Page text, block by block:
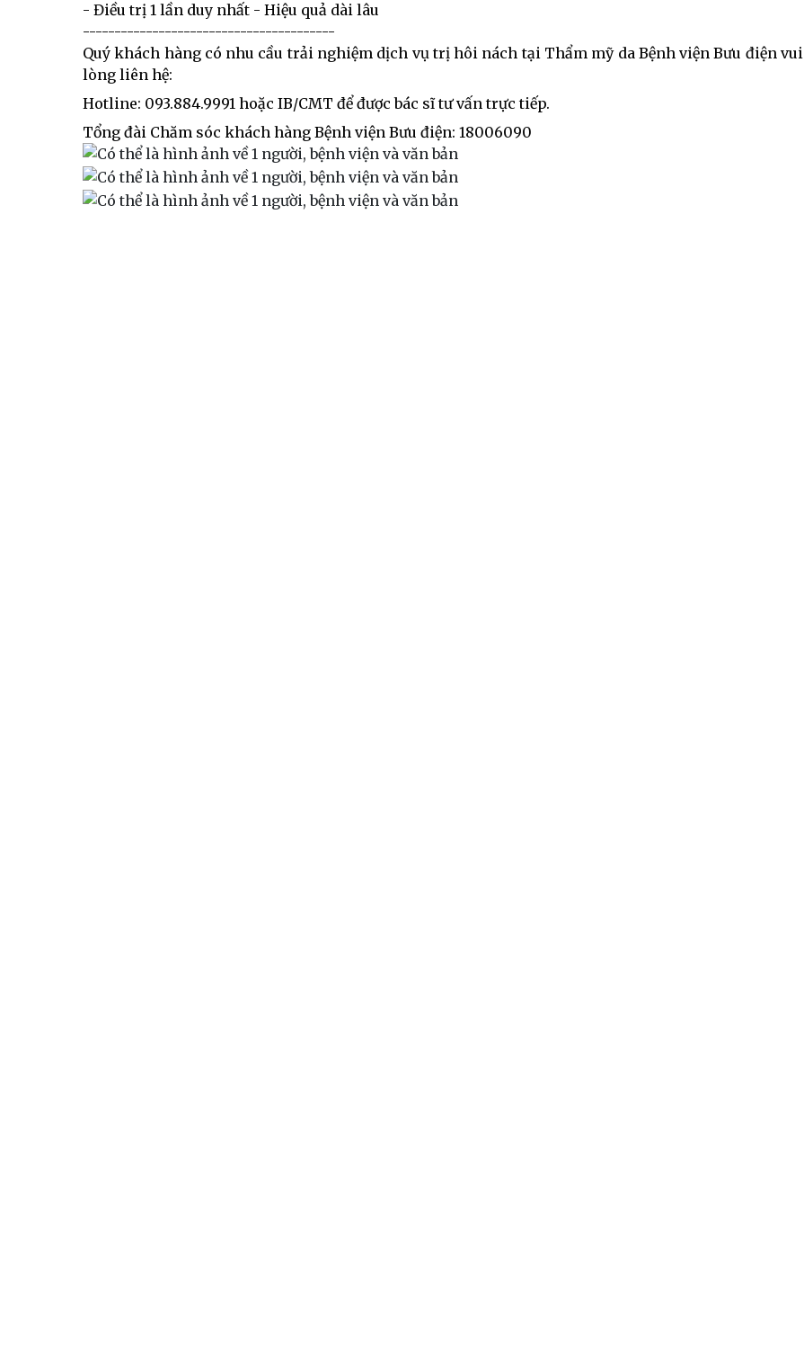
- Điều trị 1 lần duy nhất - Hiệu quả dài lâu
----------------------------------------
Quý khách hàng có nhu cầu trải nghiệm dịch vụ trị hôi nách tại Thẩm mỹ da Bệnh viện Bưu điện vui
lòng liên hệ:
Hotline: 093.884.9991 hoặc IB/CMT để được bác sĩ tư vấn trực tiếp.
Tổng đài Chăm sóc khách hàng Bệnh viện Bưu điện: 18006090